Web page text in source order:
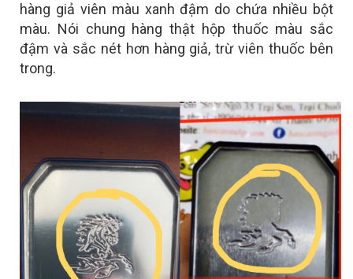
hàng giả viên màu xanh đậm do chứa nhiều bột
màu. Nói chung hàng thật hộp thuốc màu sắc
đậm và sắc nét hơn hàng giả, trừ viên thuốc bên
trong.